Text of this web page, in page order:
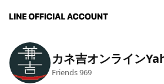
カネ吉オンライン
Friends969